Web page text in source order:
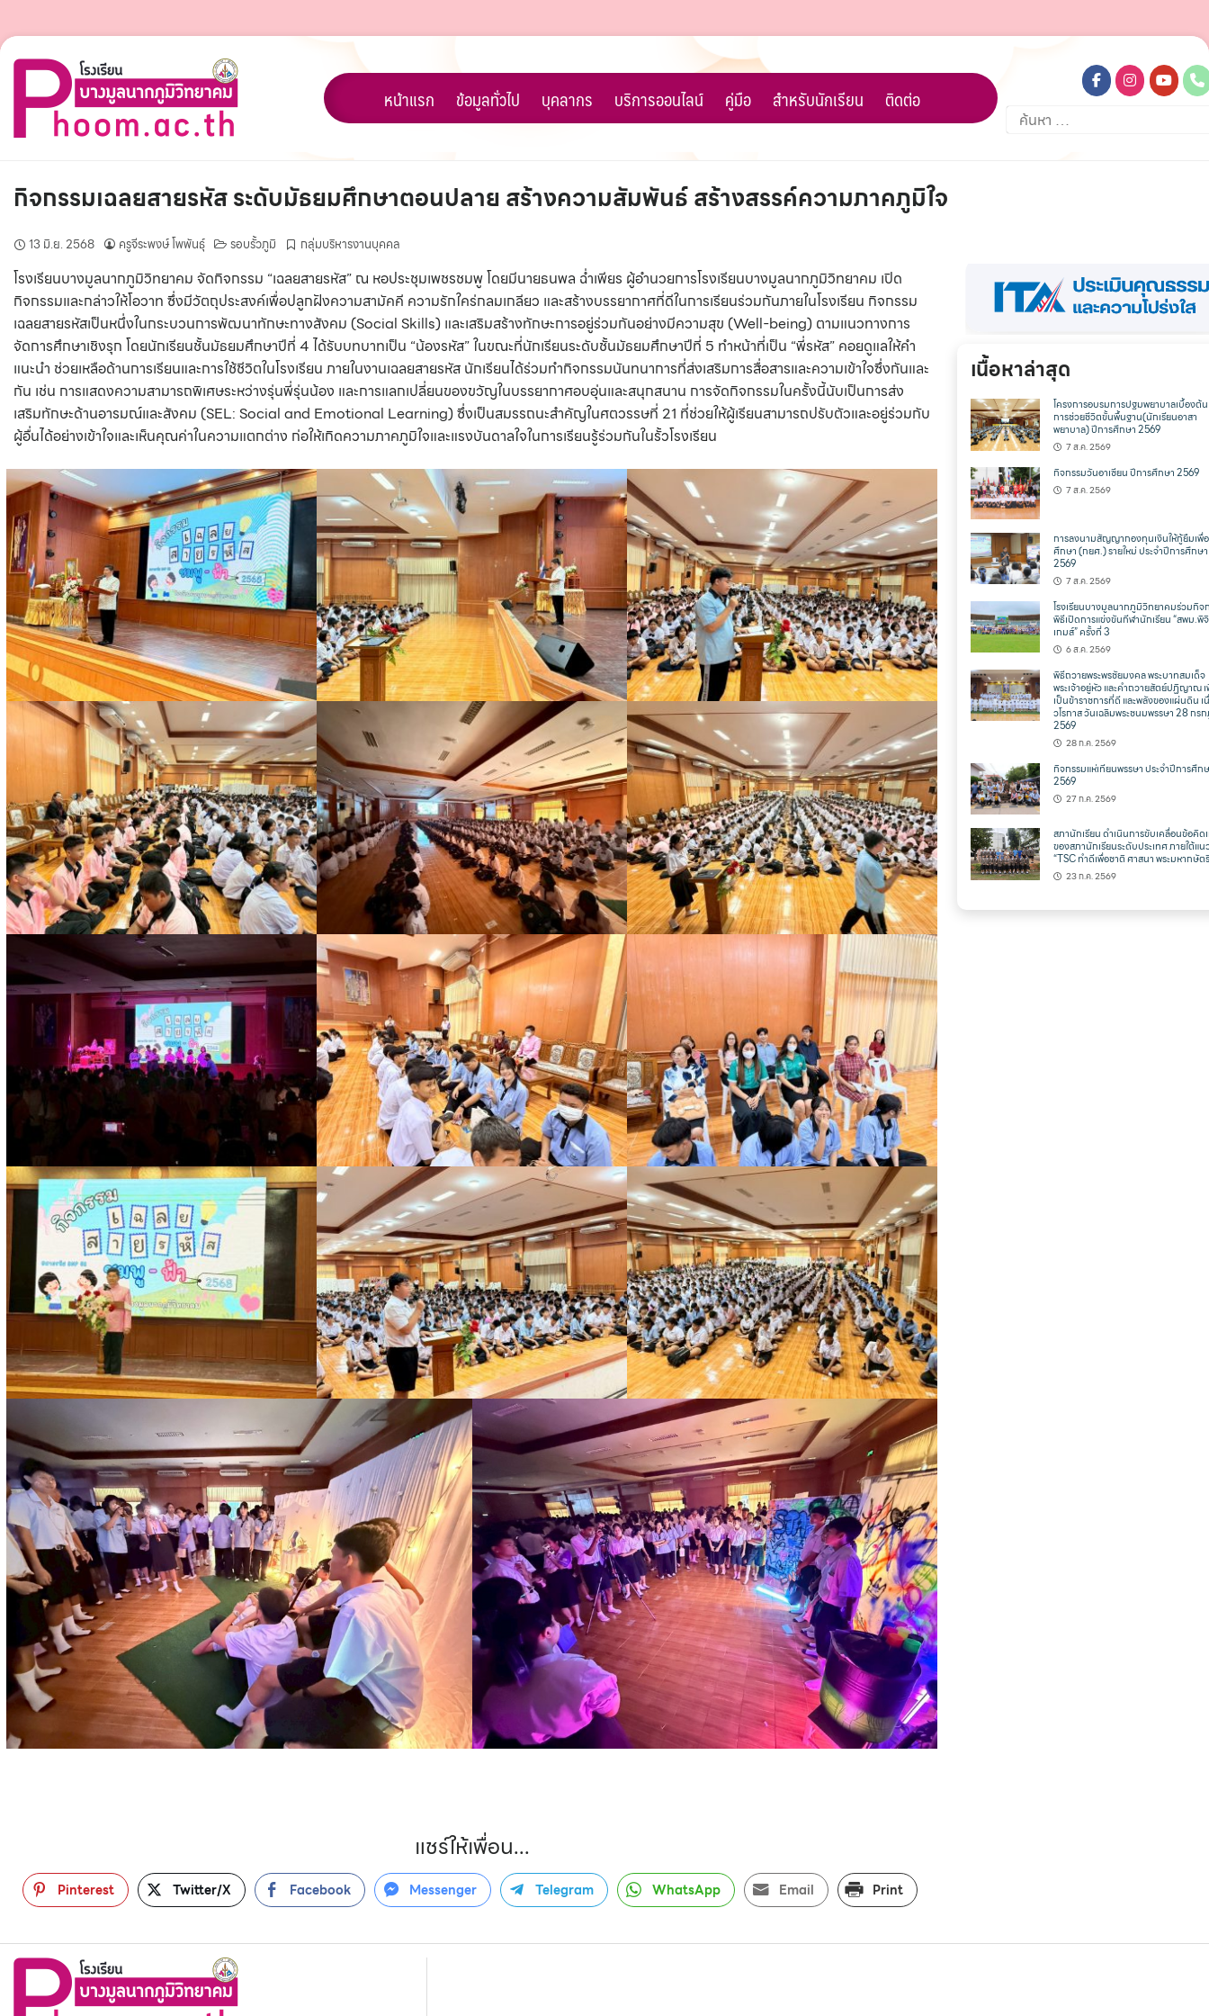
Skip
content
หน้าแรก ข้อมูลทั่วไป บุคลากร บริการออนไลน์ คู่มือ สำหรับนักเรียน ติดต่อ
ค้นหา
สำหรับ:
กิจกรรมเฉลยสายรหัส ระดับมัธยมศึกษาตอนปลาย สร้างความสัมพันธ์ สร้างสรรค์ความภาคภูมิใจ
13 มิ.ย. 2568 ครูจีระพงษ์ โพพันธุ์ รอบรั้วภูมิ กลุ่มบริหารงานบุคคล
โรงเรียนบางมูลนากภูมิวิทยาคม จัดกิจกรรม “เฉลยสายรหัส” ณ หอประชุมเพชรชมพู โดยมีนายธนพล ฉ่ำเพียร ผู้อำนวยการโรงเรียนบางมูลนากภูมิวิทยาคม เปิด
กิจกรรมและกล่าวให้โอวาท ซึ่งมีวัตถุประสงค์เพื่อปลูกฝังความสามัคคี ความรักใคร่กลมเกลียว และสร้างบรรยากาศที่ดีในการเรียนร่วมกันภายในโรงเรียน กิจกรรม
เฉลยสายรหัสเป็นหนึ่งในกระบวนการพัฒนาทักษะทางสังคม (Social Skills) และเสริมสร้างทักษะการอยู่ร่วมกันอย่างมีความสุข (Well-being) ตามแนวทางการ
จัดการศึกษาเชิงรุก โดยนักเรียนชั้นมัธยมศึกษาปีที่ 4 ได้รับบทบาทเป็น “น้องรหัส” ในขณะที่นักเรียนระดับชั้นมัธยมศึกษาปีที่ 5 ทำหน้าที่เป็น “พี่รหัส” คอยดูแลให้คำ
แนะนำ ช่วยเหลือด้านการเรียนและการใช้ชีวิตในโรงเรียน ภายในงานเฉลยสายรหัส นักเรียนได้ร่วมทำกิจกรรมนันทนาการที่ส่งเสริมการสื่อสารและความเข้าใจซึ่งกันและ
กัน เช่น การแสดงความสามารถพิเศษระหว่างรุ่นพี่รุ่นน้อง และการแลกเปลี่ยนของขวัญในบรรยากาศอบอุ่นและสนุกสนาน การจัดกิจกรรมในครั้งนี้นับเป็นการส่ง
เสริมทักษะด้านอารมณ์และสังคม (SEL: Social and Emotional Learning) ซึ่งเป็นสมรรถนะสำคัญในศตวรรษที่ 21 ที่ช่วยให้ผู้เรียนสามารถปรับตัวและอยู่ร่วมกับ
ผู้อื่นได้อย่างเข้าใจและเห็นคุณค่าในความแตกต่าง ก่อให้เกิดความภาคภูมิใจและแรงบันดาลใจในการเรียนรู้ร่วมกันในรั้วโรงเรียน
แชร์ให้เพื่อน...
Pinterest Twitter/X Facebook Messenger Telegram WhatsApp Email Print
เนื้อหาล่าสุด
โครงการอบรมการปฐมพยาบาลเบื้องต้น
การช่วยชีวิตขั้นพื้นฐาน(นักเรียนอาสา
พยาบาล) ปีการศึกษา 2569
7 ส.ค. 2569
กิจกรรมวันอาเซียน ปีการศึกษา 2569
7 ส.ค. 2569
การลงนามสัญญากองทุนเงินให้กู้ยืมเพื่
ศึกษา (กยศ.) รายใหม่ ประจำปีการศึกษา
2569
7 ส.ค. 2569
โรงเรียนบางมูลนากภูมิวิทยาคมร่วมกิจ
พิธีเปิดการแข่งขันกีฬานักเรียน “สพม.พิ
เกมส์” ครั้งที่ 3
6 ส.ค. 2569
พิธีถวายพระพรชัยมงคล พระบาทสมเด็จ
พระเจ้าอยู่หัว และคำถวายสัตย์ปฏิญาณ
เป็นข้าราชการที่ดี และพลังของแผ่นดิน เ
วโรกาส วันเฉลิมพระชนมพรรษา 28 กร
2569
28 ก.ค. 2569
กิจกรรมแห่เทียนพรรษา ประจำปีการศึก
2569
27 ก.ค. 2569
สภานักเรียน ดำเนินการขับเคลื่อนข้อคิด
ของสภานักเรียนระดับประเทศ ภายใต้แ
“TSC ทำดีเพื่อชาติ ศาสนา พระมหากษัต
23 ก.ค. 2569